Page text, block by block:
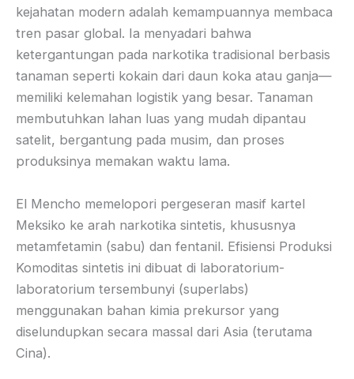
kejahatan modern adalah kemampuannya membaca
tren pasar global. Ia menyadari bahwa
ketergantungan pada narkotika tradisional berbasis
tanaman seperti kokain dari daun koka atau ganja—
memiliki kelemahan logistik yang besar. Tanaman
membutuhkan lahan luas yang mudah dipantau
satelit, bergantung pada musim, dan proses
produksinya memakan waktu lama.
El Mencho memelopori pergeseran masif kartel
Meksiko ke arah narkotika sintetis, khususnya
metamfetamin (sabu) dan fentanil. Efisiensi Produksi
Komoditas sintetis ini dibuat di laboratorium-
laboratorium tersembunyi (superlabs)
menggunakan bahan kimia prekursor yang
diselundupkan secara massal dari Asia (terutama
Cina).